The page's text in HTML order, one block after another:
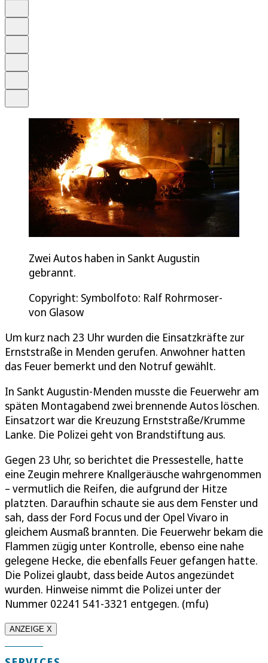
Zwei Autos haben in Sankt Augustin
gebrannt.
Copyright: Symbolfoto: Ralf Rohrmoser-
von Glasow
Um kurz nach 23 Uhr wurden die Einsatzkräfte zur
Ernststraße in Menden gerufen. Anwohner hatten
das Feuer bemerkt und den Notruf gewählt.
In Sankt Augustin-Menden musste die Feuerwehr am
späten Montagabend zwei brennende Autos löschen.
Einsatzort war die Kreuzung Ernststraße/Krumme
Lanke. Die Polizei geht von Brandstiftung aus.
Gegen 23 Uhr, so berichtet die Pressestelle, hatte
eine Zeugin mehrere Knallgeräusche wahrgenommen
– vermutlich die Reifen, die aufgrund der Hitze
platzten. Daraufhin schaute sie aus dem Fenster und
sah, dass der Ford Focus und der Opel Vivaro in
gleichem Ausmaß brannten. Die Feuerwehr bekam die
Flammen zügig unter Kontrolle, ebenso eine nahe
gelegene Hecke, die ebenfalls Feuer gefangen hatte.
Die Polizei glaubt, dass beide Autos angezündet
wurden. Hinweise nimmt die Polizei unter der
Nummer 02241 541-3321 entgegen. (mfu)
ANZEIGE X